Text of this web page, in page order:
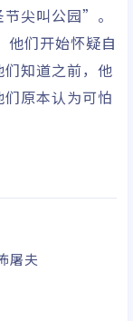
尖叫公园”。
们开始怀疑自
知道之前，他
原本认为可怕
屠夫